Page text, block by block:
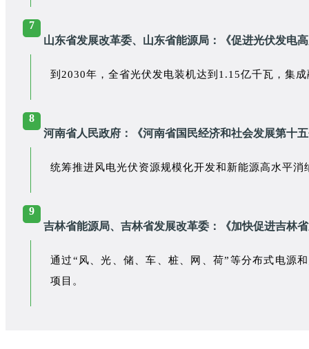
7
山东省发展改革委、山东省能源局：《促进光伏发电
到2030年，全省光伏发电装机达到1.15亿千瓦，集
8
河南省人民政府：《河南省国民经济和社会发展第十
统筹推进风电光伏资源规模化开发和新能源高水平
9
吉林省能源局、吉林省发展改革委：《加快促进吉林
通过“风、光、储、车、桩、网、荷”等分布式电源
项目。